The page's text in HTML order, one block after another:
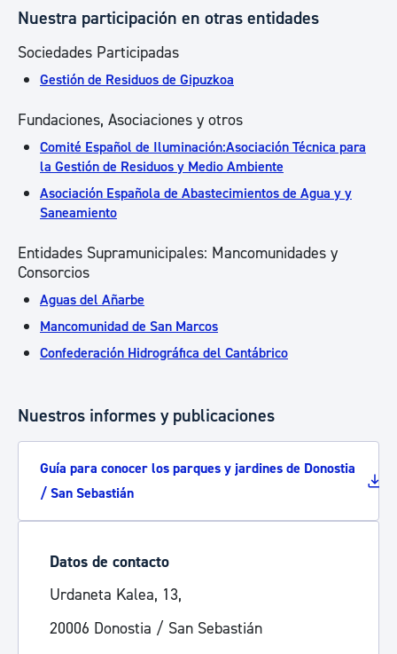
Nuestra participación en otras entidades
Sociedades Participadas
Gestión de Residuos de Gipuzkoa
Fundaciones, Asociaciones y otros
Comité Español de Iluminación:Asociación Técnica para
la Gestión de Residuos y Medio Ambiente
Asociación Española de Abastecimientos de Agua y y
Saneamiento
Entidades Supramunicipales: Mancomunidades y
Consorcios
Aguas del Añarbe
Mancomunidad de San Marcos
Confederación Hidrográfica del Cantábrico
Nuestros informes y publicaciones
Guía para conocer los parques y jardines de Donostia
/ San Sebastián
Datos de contacto
Urdaneta Kalea, 13,
20006 Donostia / San Sebastián